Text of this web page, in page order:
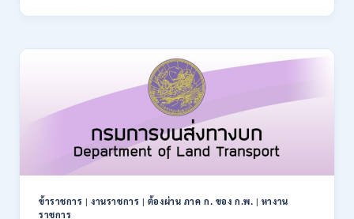
21
2569
ปฏิรูป
เพื่อ
เกษตรกรรม
เปิด
สมัคร
บุคคล
เพื่อ
เป็น
กอง
ข้าราชการ |งานราชการ | ต้องผ่าน ภาค ก. ของ ก.พ. | หางาน
ราชการ